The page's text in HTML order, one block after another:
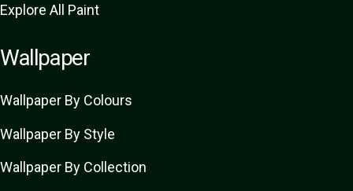
Explore All Paint
Wallpaper
Wallpaper By Colours
Wallpaper By Style
Wallpaper By Collection